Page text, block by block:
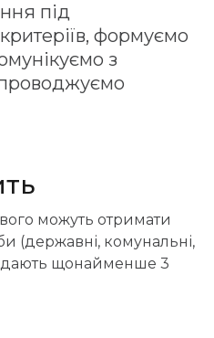
під
формуємо
з
можуть отримати
(державні, комунальні,
щонайменше 3